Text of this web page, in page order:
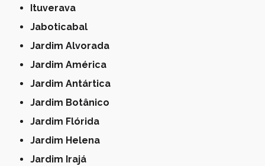
Ituverava
Jaboticabal
Jardim Alvorada
Jardim América
Jardim Antártica
Jardim Botânico
Jardim Flórida
Jardim Helena
Jardim Irajá